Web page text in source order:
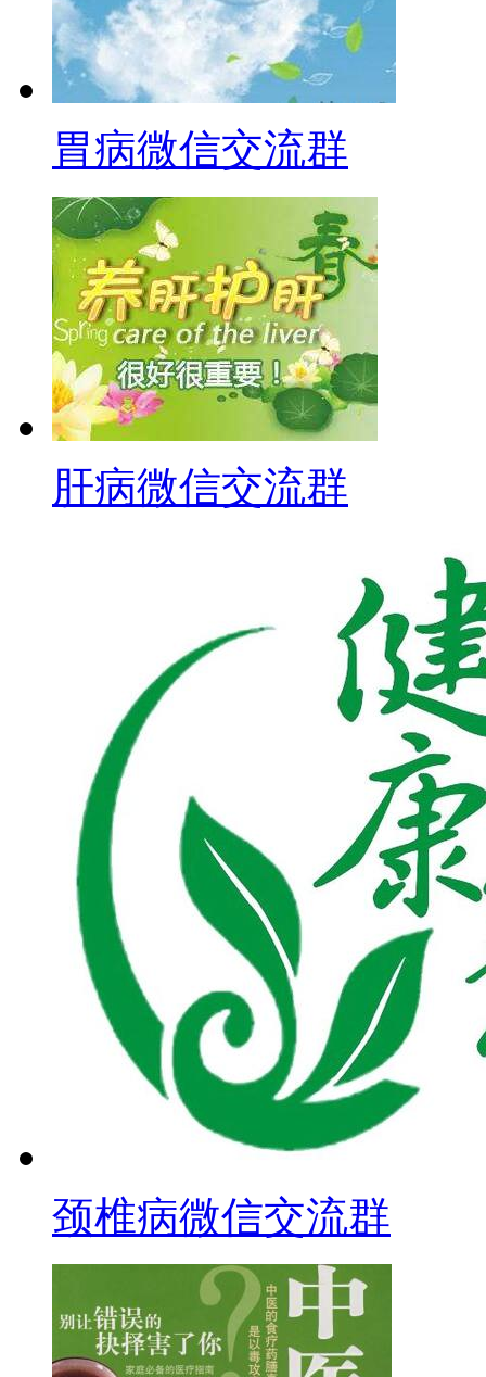
胃病微信交流群
肝病微信交流群
颈椎病微信交流群